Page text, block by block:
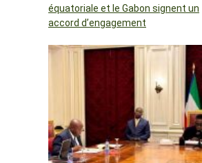
équatoriale et le Gabon signent un
accord d’engagement